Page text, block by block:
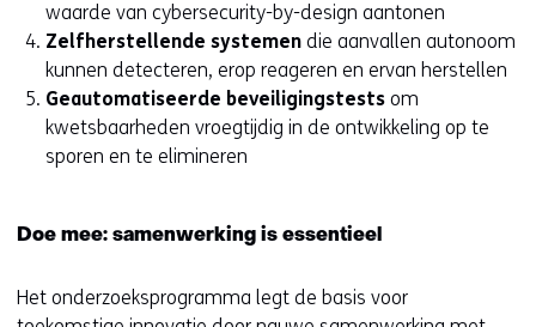
waarde van cybersecurity-by-design aantonen
Zelfherstellende systemen die aanvallen autonoom
kunnen detecteren, erop reageren en ervan herstellen
Geautomatiseerde beveiligingstests om
kwetsbaarheden vroegtijdig in de ontwikkeling op te
sporen en te elimineren
Doe mee: samenwerking is essentieel
Het onderzoeksprogramma legt de basis voor